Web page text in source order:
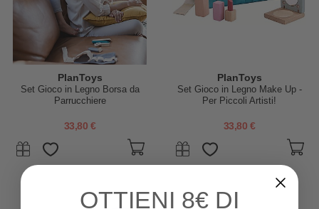
PlanToys
Set Gioco in Legno Borsa da
Parrucchiere
33,80 €
PlanToys
Set Gioco in Legno Make Up -
Per Piccoli Artisti!
33,80 €
OTTIENI 8€ DI